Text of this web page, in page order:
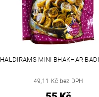
HALDIRAMS MINI BHAKHAR
49,11 Kč bez DPH